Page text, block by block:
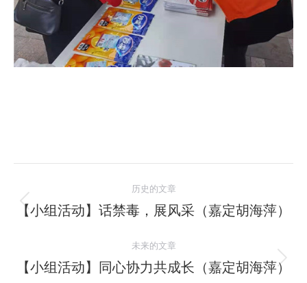
章
航
历史的文章
历
的
文
【小组活动】话禁毒，展风采（嘉定胡海萍）
未来的文章
未
【小组活动】同心协力共成长（嘉定胡海萍）